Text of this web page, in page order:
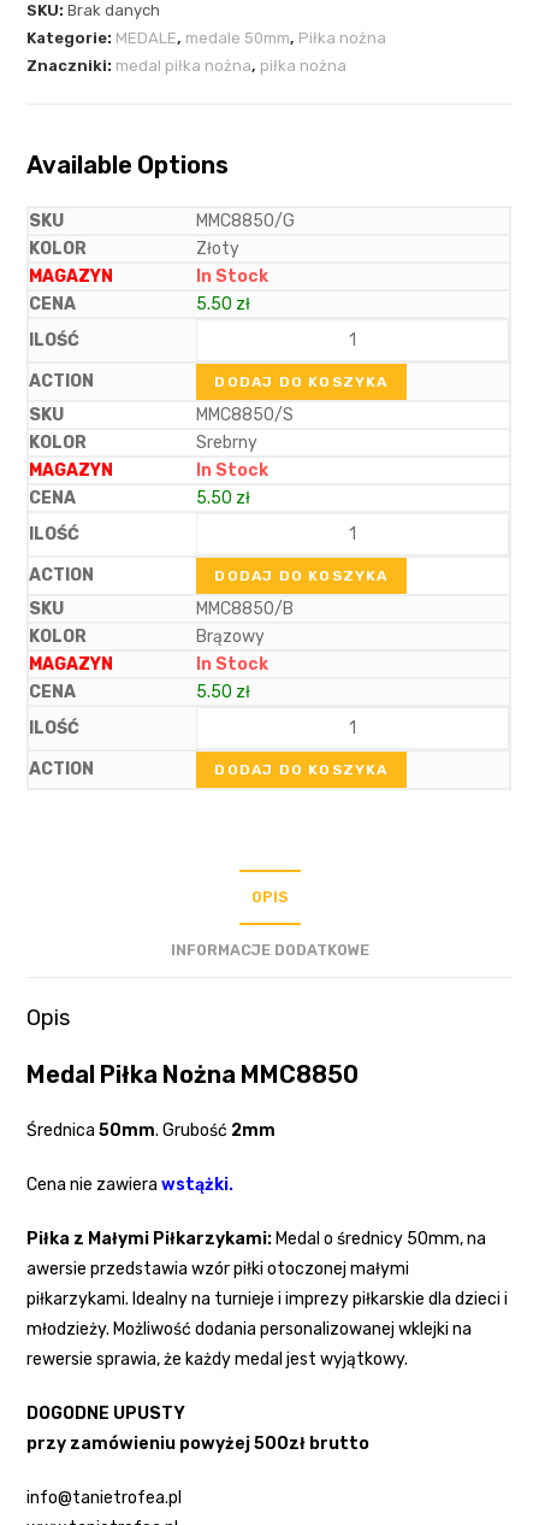
SKU:Brak danych
Kategorie: MEDALE, medale 50mm, Piłka nożna
Znaczniki: medal piłka nożna, piłka nożna
Available Options
MMC8850/G
Złoty
In Stock
5.50 zł
DODAJ DO KOSZYKA
MMC8850/S
Srebrny
In Stock
5.50 zł
DODAJ DO KOSZYKA
MMC8850/B
Brązowy
In Stock
5.50 zł
DODAJ DO KOSZYKA
OPIS
INFORMACJE DODATKOWE
Opis
Medal Piłka Nożna MMC8850
Średnica50mm. Grubość 2mm
Cena nie zawierawstążki.
Piłka z Małymi Piłkarzykami: Medal o średnicy 50mm, na
awersie przedstawia wzór piłki otoczonej małymi
piłkarzykami. Idealny na turnieje i imprezy piłkarskie dla dzieci i
młodzieży. Możliwość dodania personalizowanej wklejki na
rewersie sprawia, że każdy medal jest wyjątkowy.
DOGODNE UPUSTY
przy zamówieniu powyżej 500zł brutto
info@tanietrofea.pl